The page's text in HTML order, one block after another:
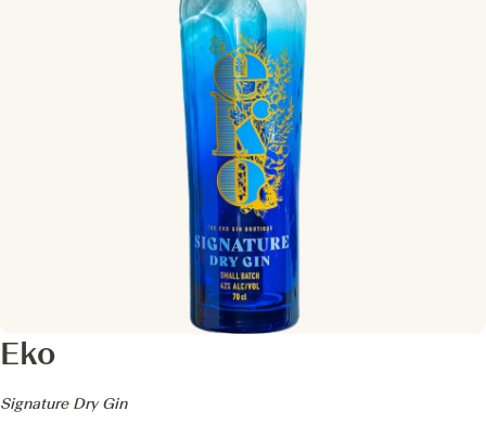
Eko
-
Signature Dry Gin